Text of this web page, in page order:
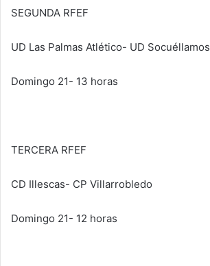
SEGUNDA RFEF
UD Las Palmas Atlético- UD Socuéllamos
Domingo 21- 13 horas
TERCERA RFEF
CD Illescas- CP Villarrobledo
Domingo 21- 12 horas